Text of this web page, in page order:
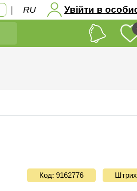
| RU Увійти в
Код: 9162776